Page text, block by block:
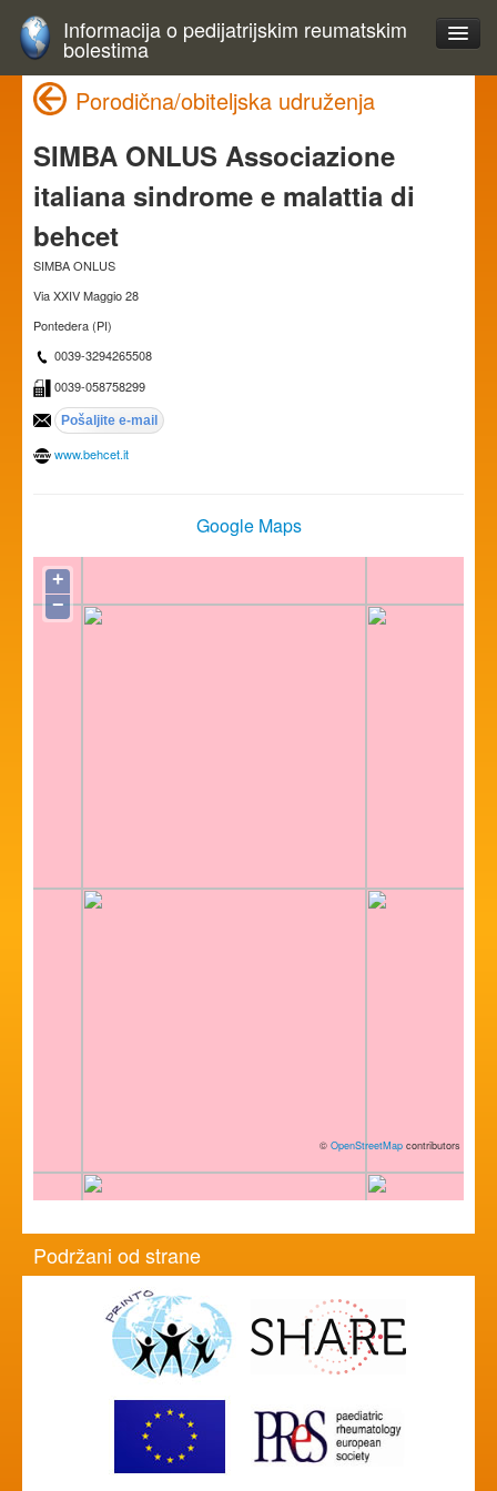
Informacija o pedijatrijskim reumatskim
bolestima
Porodična/obiteljska udruženja
SIMBA ONLUS Associazione
italiana sindrome e malattia di
behcet
SIMBA ONLUS
Via XXIV Maggio 28
Pontedera (PI)
0039-3294265508
0039-058758299
www.behcet.it
Google Maps
+
−
© OpenStreetMap contributors
Podržani od strane